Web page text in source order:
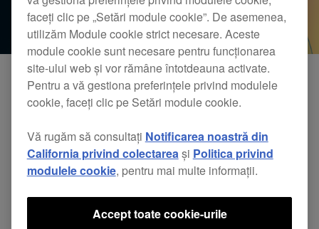
Vă mulțumim că utilizați produsele Pioneer DJ.
aplicațiilor noastre mobile cu iOS 18.
*Vizitați site-ul web Apple, pentru mai multe informații despre
faceți clic pe „Setări module cookie”. De asemenea,
utilizăm Module cookie strict necesare. Aceste
module cookie sunt necesare pentru funcționarea
site-ului web și vor rămâne întotdeauna activate.
Pentru a vă gestiona preferințele privind modulele
cookie, faceți clic pe Setări module cookie.
Vă rugăm să consultați Notificarea noastră din
California privind colectareași Politica privind
modulele cookie, pentru mai multe informații.
Accept toate cookie-urile